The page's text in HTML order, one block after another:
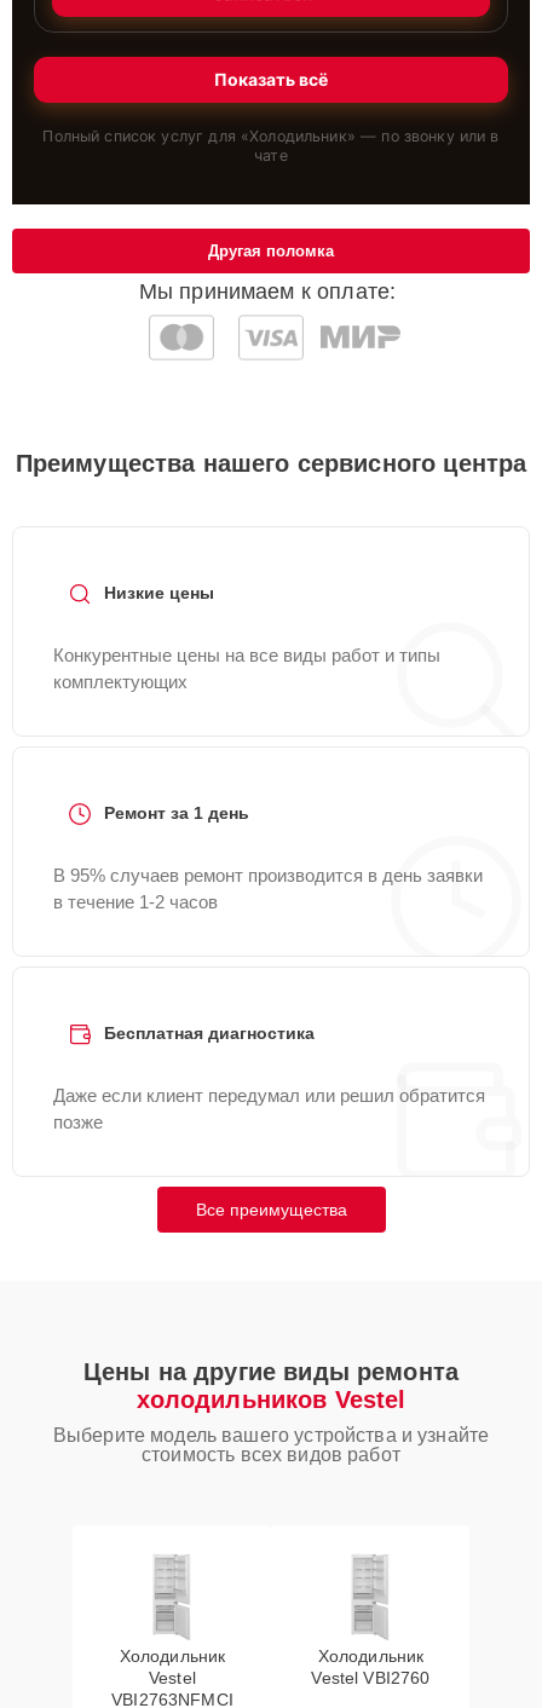
Показать всё
Полный список услуг для «Холодильник» — по звонку или в
чате
Мы принимаем к оплате:
Другая поломка
Преимущества нашего сервисного центра
Низкие цены
Конкурентные цены на все виды работ и типы
комплектующих
Ремонт за 1 день
В 95% случаев ремонт производится в день заявки
в течение 1-2 часов
Бесплатная диагностика
Даже если клиент передумал или решил обратится
позже
Все преимущества
Цены на другие виды ремонта
холодильников Vestel
Выберите модель вашего устройства и узнайте
стоимость всех видов работ
Холодильник
Vestel
VBI2763NFMCI
Холодильник
Vestel VBI2760